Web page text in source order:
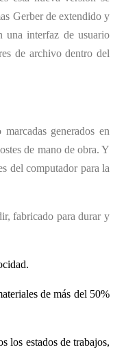
Gerber de extendido y
una interfaz de usuario
de archivo dentro del
generados en
de mano de obra. Y
del computador para la
fabricado para durar y
de más del 50%
los estados de trabajos,